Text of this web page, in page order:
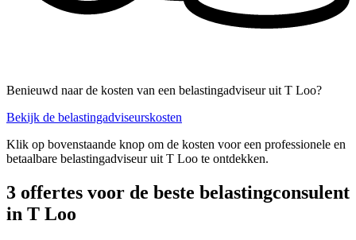
Benieuwd naar de kosten van een belastingadviseur uit T Loo?
Bekijk de belastingadviseurskosten
Klik op bovenstaande knop om de kosten voor een professionele en
betaalbare belastingadviseur uit T Loo te ontdekken.
3 offertes voor de beste belastingconsulent
in T Loo